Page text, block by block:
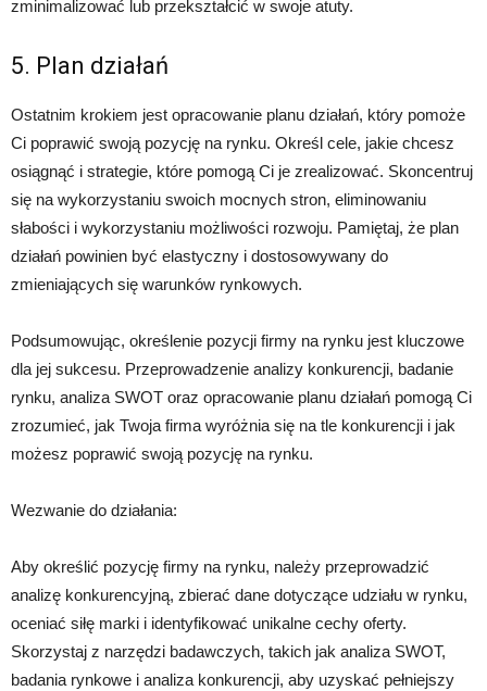
zminimalizować lub przekształcić w swoje atuty.
5. Plan działań
Ostatnim krokiem jest opracowanie planu działań, który pomoże
Ci poprawić swoją pozycję na rynku. Określ cele, jakie chcesz
osiągnąć i strategie, które pomogą Ci je zrealizować. Skoncentruj
się na wykorzystaniu swoich mocnych stron, eliminowaniu
słabości i wykorzystaniu możliwości rozwoju. Pamiętaj, że plan
działań powinien być elastyczny i dostosowywany do
zmieniających się warunków rynkowych.
Podsumowując, określenie pozycji firmy na rynku jest kluczowe
dla jej sukcesu. Przeprowadzenie analizy konkurencji, badanie
rynku, analiza SWOT oraz opracowanie planu działań pomogą Ci
zrozumieć, jak Twoja firma wyróżnia się na tle konkurencji i jak
możesz poprawić swoją pozycję na rynku.
Wezwanie do działania:
Aby określić pozycję firmy na rynku, należy przeprowadzić
analizę konkurencyjną, zbierać dane dotyczące udziału w rynku,
oceniać siłę marki i identyfikować unikalne cechy oferty.
Skorzystaj z narzędzi badawczych, takich jak analiza SWOT,
badania rynkowe i analiza konkurencji, aby uzyskać pełniejszy